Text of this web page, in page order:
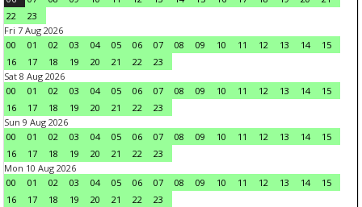
22
23
Fri 7 Aug 2026
00
01 02 03 04 05 06 07 08 09 10 11 12 13 14
15
16
17 18 19 20 21 22
23
Sat 8 Aug 2026
00
01 02 03 04 05 06 07 08 09 10 11 12 13 14
15
16
17 18 19 20 21 22
23
Sun 9 Aug 2026
00
01 02 03 04 05 06 07 08 09 10 11 12 13 14
15
16
17 18 19 20 21 22
23
Mon 10 Aug 2026
00
01 02 03 04 05 06 07 08 09 10 11 12 13 14
15
16
17 18 19 20 21 22
23